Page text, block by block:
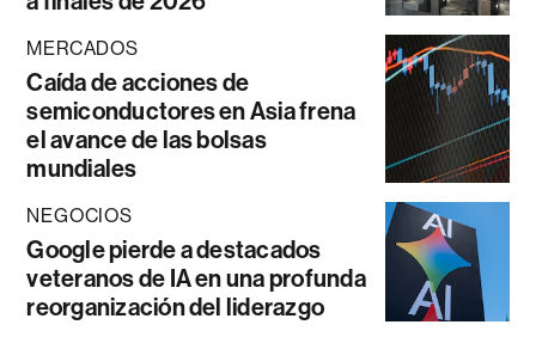
MERCADOS
Caída de acciones de
semiconductores en Asia frena
el avance de las bolsas
mundiales
NEGOCIOS
Google pierde a destacados
veteranos de IA en una profunda
reorganización del liderazgo